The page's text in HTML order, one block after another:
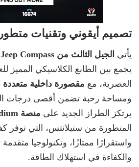
تصميم أيقوني وتقنيات
يأتي الجيل الثالث من Jeep Compass
يجمع بين الطابع الكلاسيكي المميز
العصرية، مع مقصورة داخلية متعددة
ومساحة رحبة تضمن أقصى درجات
يرتكز الطراز الجديد على منصة STLA Medium
المتطورة من ستيلانتس، التي توفر
واستقرارًا ممتازًا، وتكنولوجيا
والكفاءة في استهلاك الطاقة.